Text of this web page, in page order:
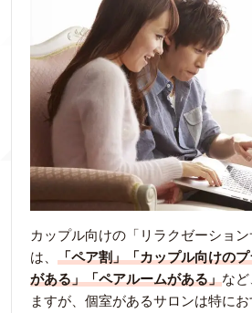
カップル向けの「リラクゼーショ
は、 「ペア割」「カップル向けの
がある」「ペアルームがある」な
ますが、個室があるサロンは特に